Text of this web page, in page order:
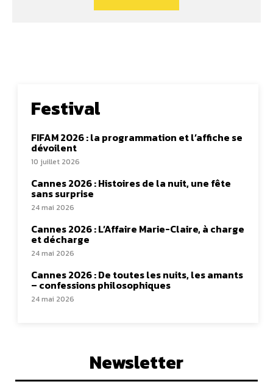
Festival
FIFAM 2026 : la programmation et l’affiche se
dévoilent
10 juillet 2026
Cannes 2026 : Histoires de la nuit, une fête
sans surprise
24 mai 2026
Cannes 2026 : L’Affaire Marie-Claire, à charge
et décharge
24 mai 2026
Cannes 2026 : De toutes les nuits, les amants
– confessions philosophiques
24 mai 2026
Newsletter